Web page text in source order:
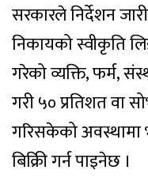
सरकारले निर्देशन
निकायको स्वीकृति
गरेको व्यक्ति, फर्म,
गरी ५० प्रतिशत वा
गरिसकेको अवस्थामा
बिक्रिी गर्न पाइनेछ ।